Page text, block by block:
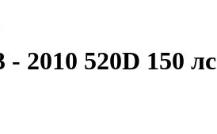
2010 520D 150 лс